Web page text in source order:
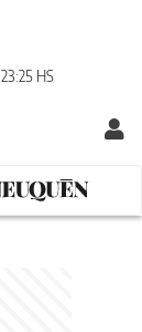
23:25 HS